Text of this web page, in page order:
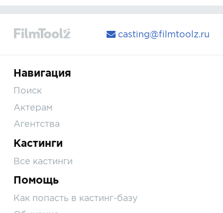
casting@filmtoolz.ru
Навигация
Поиск
Актерам
Агентства
Кастинги
Все кастинги
Помощь
Как попасть в кастинг-базу